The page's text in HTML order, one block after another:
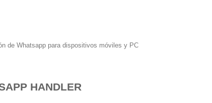
de Whatsapp para dispositivos móviles y PC
HANDLER